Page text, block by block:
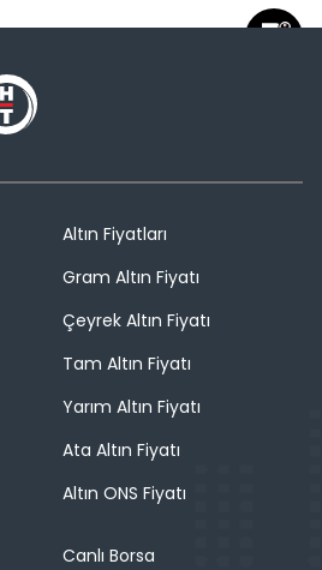
Altın Fiyatları
Gram Altın Fiyatı
Çeyrek Altın Fiyatı
Tam Altın Fiyatı
Yarım Altın Fiyatı
Ata Altın Fiyatı
Altın ONS Fiyatı
Canlı Borsa